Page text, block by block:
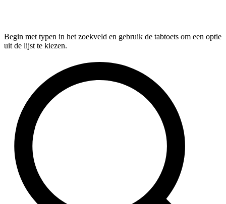
Begin met typen in het zoekveld en gebruik de tabtoets om een optie
uit de lijst te kiezen.